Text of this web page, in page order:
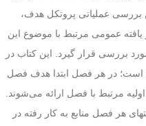
عملیاتی پروتکل هدف،
یافته عمومی مرتبط با موضوع این
بررسی قرار گیرد. این کتاب در
است؛ در هر فصل ابتدا هدف فصل
مرتبط با فصل ارائه می‌شوند.
هر فصل منابع به کار رفته در